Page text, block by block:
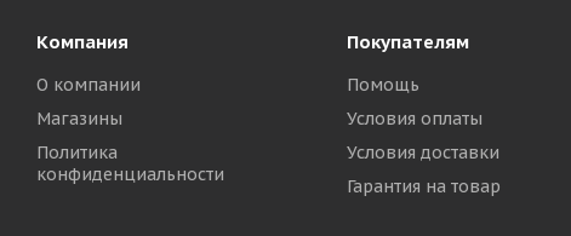
Компания
О компании
Магазины
Политика
конфиденциальности
Покупателям
Помощь
Условия оплаты
Условия доставки
Гарантия на товар